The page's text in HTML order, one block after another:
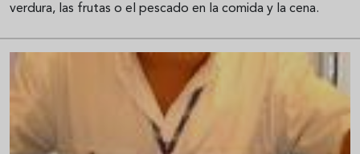
verdura, las frutas o el pescado en la comida y la cena.